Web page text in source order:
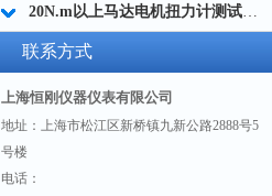
20N.m以上马达电机扭力计测试仪,SGDN马达电机扭力计测试仪
联系方式
上海恒刚仪器仪表有限公司
地址：上海市松江区新桥镇九新公路2888号5
号楼
电话：